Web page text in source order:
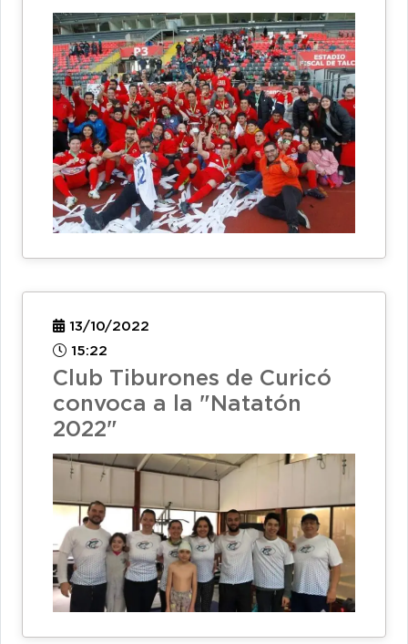
13/10/2022
15:22
Club Tiburones de Curicó
convoca a la "Natatón
2022"